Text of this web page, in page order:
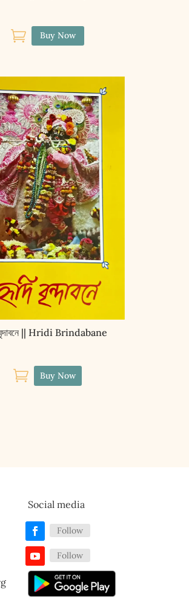
 Buy Now
|| Hridi Brindabane
 Buy Now
Social media
Follow
Follow